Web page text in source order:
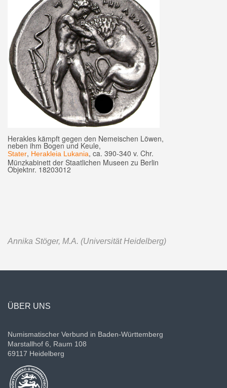
Herakles kämpft gegen den Nemeischen Löwen,
neben ihm Bogen und Keule,
Stater, Herakleia Lukania, ca. 390-340 v. Chr.
Münzkabinett der Staatlichen Museen zu Berlin
Objektnr. 18203012
Annika Stöger, M.A. (Universität Heidelberg)
ÜBER UNS
Numismatischer Verbund in Baden-Württemberg
Marstallhof 6, Raum 108
69117 Heidelberg